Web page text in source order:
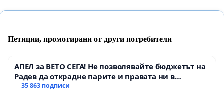
Петиции, промотирани от други потребители
АПЕЛ за ВЕТО СЕГА! Не позволявайте бюджетът на
Радев да открадне парите и правата ни в
тъмното
35 863 подписи